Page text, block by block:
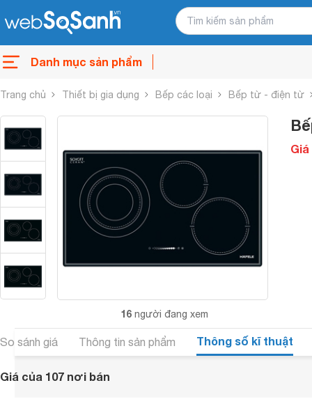
Danh mục sản phẩm
Trang chủ Thiết bị gia dụng Bếp các loại Bếp từ - điện từ
16 người đang xem
Giá
So sánh giá Thông tin sản phẩm Thông số kĩ thuật
Giá của 107 nơi bán